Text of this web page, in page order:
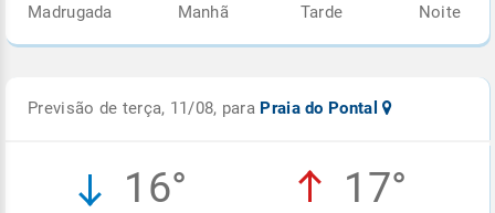
Madrugada Manhã Tarde Noite
Previsão de terça, 11/08, para Praia do Pontal
16° 17°